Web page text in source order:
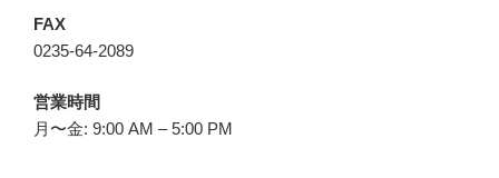
FAX
0235-64-2089
営業時間
月〜金: 9:00 AM – 5:00 PM